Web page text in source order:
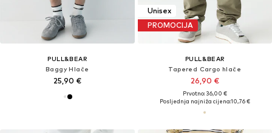
PULL&BEAR
Baggy Hlače
25,90 €
Unisex
PROMOCIJA
PULL&BEAR
Tapered Cargo hlače
26,90 €
Prvotno: 36,00 €
Posljednja najniža cijena:10,76 €